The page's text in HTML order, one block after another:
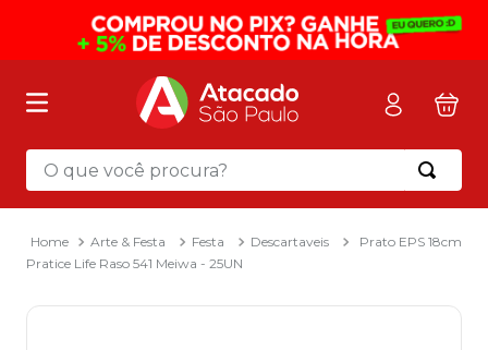
O que você procura?
Arte & Festa Festa Descartaveis
Prato EPS 18cm
Pratice Life Raso 541 Meiwa - 25UN
Termos mais buscados
mochila
2º sacola
3º mala